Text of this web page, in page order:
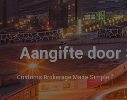
Customs Brokerage Made Simple
Aangifte door